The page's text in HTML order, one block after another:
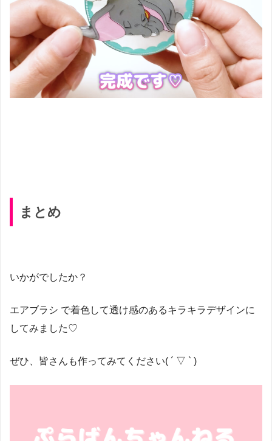
まとめ
いかがでしたか？
エアブラシ で着色して透け感のあるキラキラデザインに
してみました♡
ぜひ、皆さんも作ってみてください( ´ ▽ ` )